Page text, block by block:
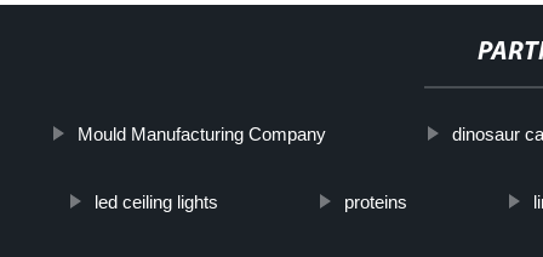
Mould Manufacturing Company dinosaur
led ceiling lights proteins